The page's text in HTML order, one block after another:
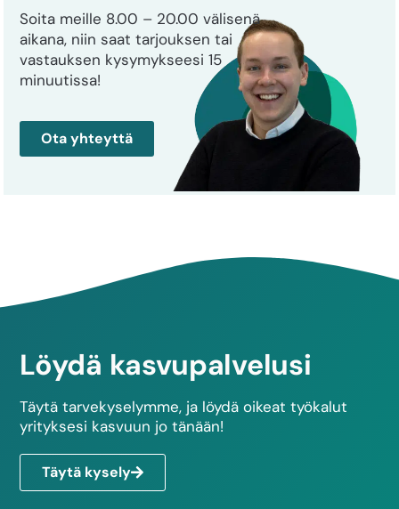
Soita meille 8.00 – 20.00 välisenä
aikana, niin saat tarjouksen tai
vastauksen kysymykseesi 15
minuutissa!
Ota yhteyttä
Löydä kasvupalvelusi
Täytä tarvekyselymme, ja löydä oikeat työkalut
yrityksesi kasvuun jo tänään!
Täytä kysely